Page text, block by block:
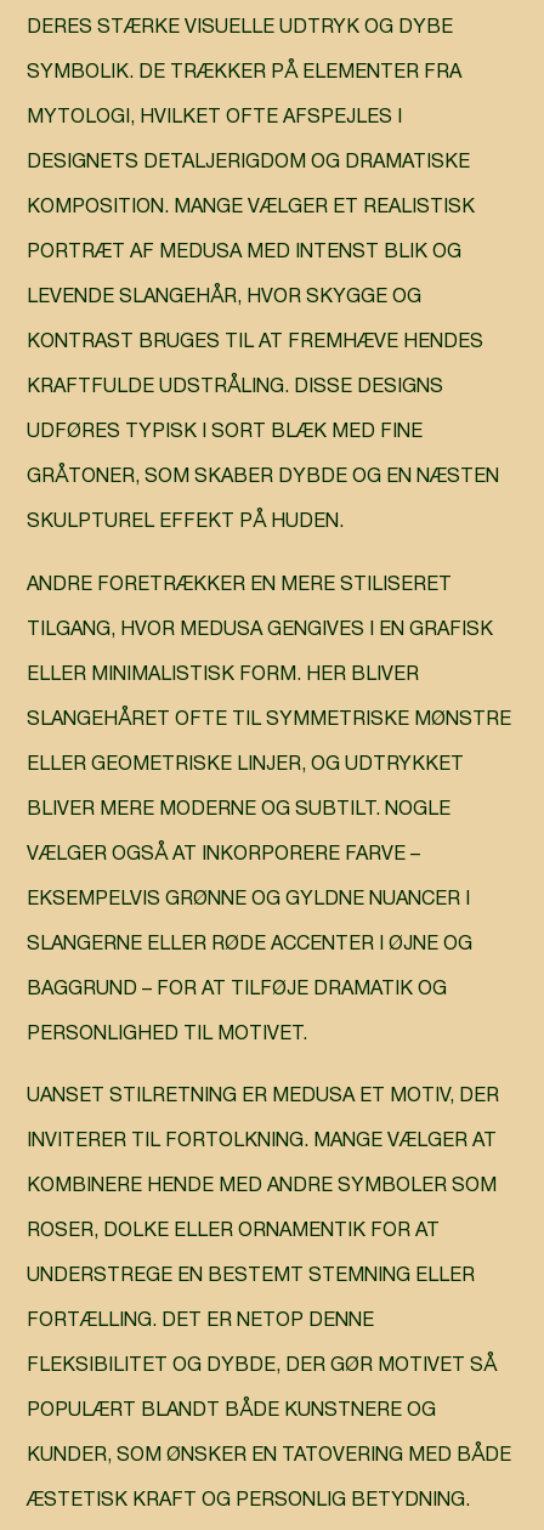
DERES STÆRKE VISUELLE UDTRYK OG DYBE
SYMBOLIK. DE TRÆKKER PÅ ELEMENTER FRA
MYTOLOGI, HVILKET OFTE AFSPEJLES I
DESIGNETS DETALJERIGDOM OG DRAMATISKE
KOMPOSITION. MANGE VÆLGER ET REALISTISK
PORTRÆT AF MEDUSA MED INTENST BLIK OG
LEVENDE SLANGEHÅR, HVOR SKYGGE OG
KONTRAST BRUGES TIL AT FREMHÆVE HENDES
KRAFTFULDE UDSTRÅLING. DISSE DESIGNS
UDFØRES TYPISK I SORT BLÆK MED FINE
GRÅTONER, SOM SKABER DYBDE OG EN NÆSTEN
SKULPTUREL EFFEKT PÅ HUDEN.
ANDRE FORETRÆKKER EN MERE STILISERET
TILGANG, HVOR MEDUSA GENGIVES I EN GRAFISK
ELLER MINIMALISTISK FORM. HER BLIVER
SLANGEHÅRET OFTE TIL SYMMETRISKE MØNSTRE
ELLER GEOMETRISKE LINJER, OG UDTRYKKET
BLIVER MERE MODERNE OG SUBTILT. NOGLE
VÆLGER OGSÅ AT INKORPORERE FARVE –
EKSEMPELVIS GRØNNE OG GYLDNE NUANCER I
SLANGERNE ELLER RØDE ACCENTER I ØJNE OG
BAGGRUND – FOR AT TILFØJE DRAMATIK OG
PERSONLIGHED TIL MOTIVET.
UANSET STILRETNING ER MEDUSA ET MOTIV, DER
INVITERER TIL FORTOLKNING. MANGE VÆLGER AT
KOMBINERE HENDE MED ANDRE SYMBOLER SOM
ROSER, DOLKE ELLER ORNAMENTIK FOR AT
UNDERSTREGE EN BESTEMT STEMNING ELLER
FORTÆLLING. DET ER NETOP DENNE
FLEKSIBILITET OG DYBDE, DER GØR MOTIVET SÅ
POPULÆRT BLANDT BÅDE KUNSTNERE OG
KUNDER, SOM ØNSKER EN TATOVERING MED BÅDE
ÆSTETISK KRAFT OG PERSONLIG BETYDNING.